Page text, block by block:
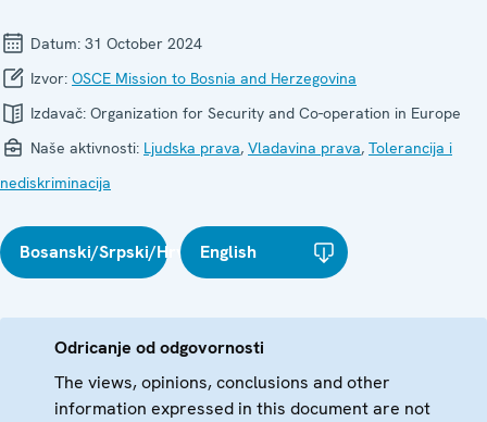
Datum: 31 October 2024
Izvor: OSCE Mission to Bosnia and Herzegovina
Izdavač: Organization for Security and Co-operation in Europe
Naše aktivnosti: Ljudska prava, Vladavina prava, Tolerancija i
nediskriminacija
Bosanski/Srpski/HrvatskiEnglish
Odricanje od odgovornosti
The views, opinions, conclusions and other
information expressed in this document are not